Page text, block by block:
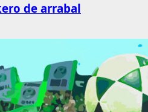
de arrabal